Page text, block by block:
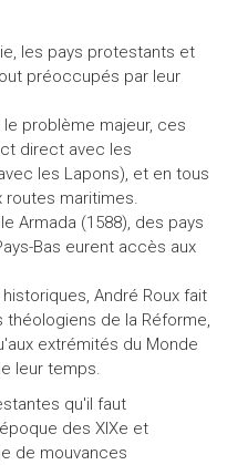
les pays protestants et
préoccupés par leur
problème majeur, ces
direct avec les
les Lapons), et en tous
routes maritimes.
Armada (1588), des pays
Bas eurent accès aux
André Roux fait
de la Réforme,
extrémités du Monde
leur temps.
qu'il faut
des XIXe et
de mouvances